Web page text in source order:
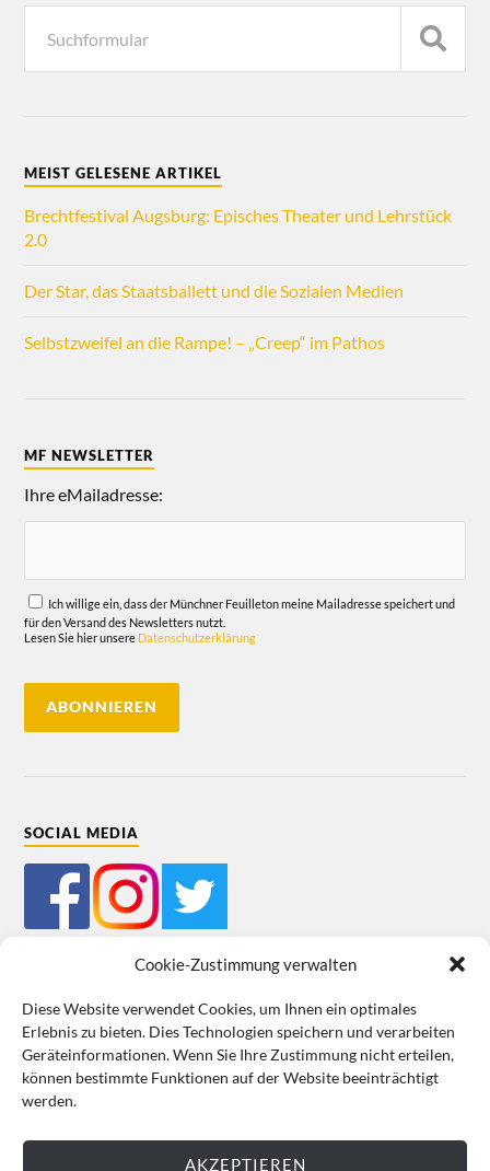
Cookie-Zustimmung verwalten
Diese Website verwendet Cookies, um Ihnen ein optimales
Erlebnis zu bieten. Dies Technologien speichern und verarbeiten
Geräteinformationen. Wenn Sie Ihre Zustimmung nicht erteilen,
können bestimmte Funktionen auf der Website beeinträchtigt
werden.
AKZEPTIEREN
MEIST GELESENE ARTIKEL
Brechtfestival Augsburg: Episches Theater und Lehrstück
2.0
Der Star, das Staatsballett und die Sozialen Medien
Selbstzweifel an die Rampe! – „Creep“ im Pathos
MF NEWSLETTER
Ihre eMailadresse:
Ich willige ein, dass der Münchner Feuilleton meine Mailadresse speichert und
für den Versand des Newsletters nutzt.
Lesen Sie hier unsere Datenschutzerklärung
SOCIAL MEDIA
Mein Bestellkonto Kundeninformationen Datenschutz
Cookie-Richtlinie (EU) Impressum
VERTRAG WIDERRUFEN